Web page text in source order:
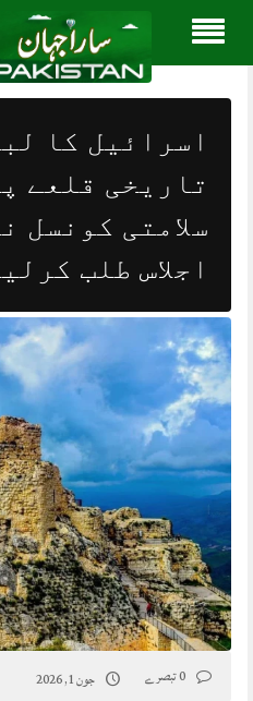
content
اسرائیل کا
تاریخی قلعے
سلامتی کونسل
اجلاس طلب
جون 1, 2026